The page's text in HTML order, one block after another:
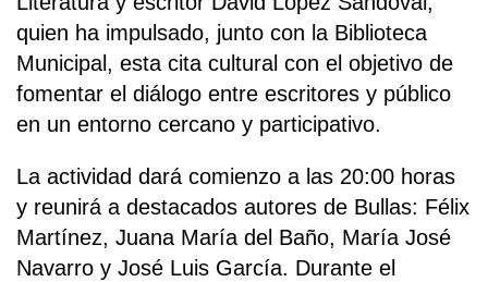
quien ha impulsado, junto con la Biblioteca
Municipal, esta cita cultural con el objetivo de
fomentar el diálogo entre escritores y público
en un entorno cercano y participativo.
La actividad dará comienzo a las 20:00 horas
y reunirá a destacados autores de Bullas: Félix
Martínez, Juana María del Baño, María José
Navarro y José Luis García. Durante el